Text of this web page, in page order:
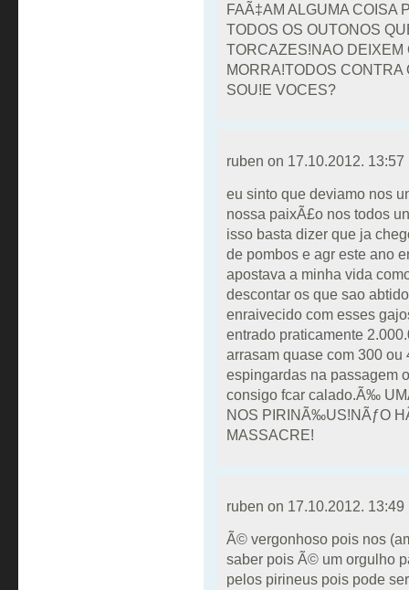
FAÃ‡AM ALGUMA COISA
TODOS OS OUTONOS
TORCAZES!NAO DEIXEM
MORRA!TODOS
SOU!E VOCES?
ruben on 17.10.2012. 13:57
eu sinto que deviamo nos
nossa paixÃ£o nos todos
isso basta dizer que ja
de pombos e agr este ano
apostava a minha vida
descontar os que sao
enraivecido com esses
entrado praticamente
arrasam quase com 300
espingardas na passagem
consigo fcar calado.Ã‰
NOS PIRINÃ‰US!NÃƒO
MASSACRE!
ruben on 17.10.2012. 13:49
Ã© vergonhoso pois nos
saber pois Ã© um orgulho
pelos pirineus pois pode